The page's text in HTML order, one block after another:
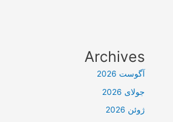
Archives
آگوست 2026
جولای 2026
ژوئن 2026